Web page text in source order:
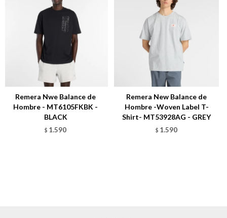
Remera Nwe Balance de
Hombre - MT6105FKBK -
BLACK
$ 1.590
Remera New Balance de
Hombre -Woven Label T-
Shirt- MT53928AG - GREY
$ 1.590